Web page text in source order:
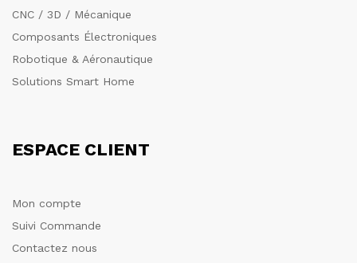
CNC / 3D / Mécanique
Composants Électroniques
Robotique & Aéronautique
Solutions Smart Home
ESPACE CLIENT
Mon compte
Suivi Commande
Contactez nous